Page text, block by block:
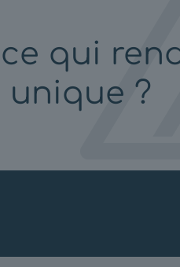
ce qui
unique ?